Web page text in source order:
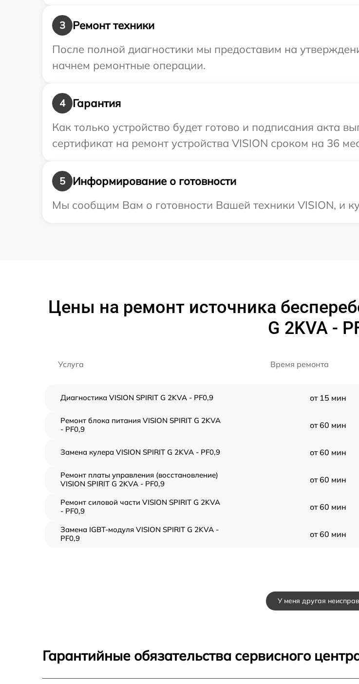
3
Ремонт техники
После полной диагностики мы предоставим на
начнем ремонтные операции.
4
Гарантия
Как только устройство будет готово и подписания акта
сертификат на ремонт устройства VISION сроком на 36
5
Информирование о готовности
Мы сообщим Вам о готовности Вашей техники VISION, и
Цены на ремонт источника
G 2KVA -
Услуга Время ремонта
Диагностика VISION SPIRIT G 2KVA - PF0,9 от 15 мин
Ремонт блока питания VISION SPIRIT G 2KVA
- PF0,9
от 60 мин
Замена кулера VISION SPIRIT G 2KVA - PF0,9 от 60 мин
Ремонт платы управления (восстановление)
VISION SPIRIT G 2KVA - PF0,9
от 60 мин
Ремонт силовой части VISION SPIRIT G 2KVA
- PF0,9
от 60 мин
Замена IGBT-модуля VISION SPIRIT G 2KVA -
PF0,9
от 60 мин
У меня другая
Гарантийные обязательства сервисного